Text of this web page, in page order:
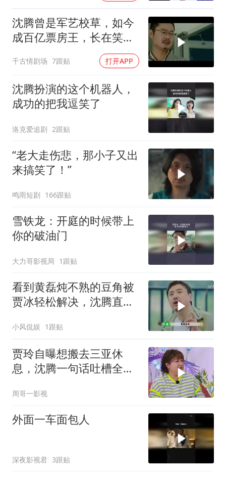
沈腾曾是军艺校草，如今
成百亿票房王，长在笑点
千古情剧场 7跟贴 打开APP
沈腾扮演的这个机器人，
成功的把我逗笑了
洛克爱追剧 2跟贴
“老大走伤悲，那小子又出
来搞笑了！”
鸣雨短剧 166跟贴
雪铁龙：开庭的时候带上
你的破油门
大力哥影视局 1跟贴
看到黄磊炖不熟的豆角被
贾冰轻松解决，沈腾直接
小风侃娱 1跟贴
贾玲自曝想搬去三亚休
息，沈腾一句话吐槽全场
周哥一影视
外面一车面包人
深夜影视君 3跟贴